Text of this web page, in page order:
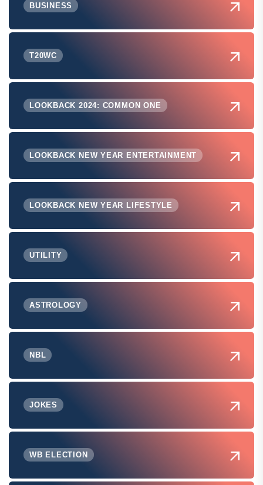
BUSINESS
T20WC
LOOKBACK 2024: COMMON ONE
LOOKBACK NEW YEAR ENTERTAINMENT
LOOKBACK NEW YEAR LIFESTYLE
UTILITY
ASTROLOGY
NBL
JOKES
WB ELECTION